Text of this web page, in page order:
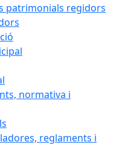
patrimonials regidors
normativa i
reglaments i